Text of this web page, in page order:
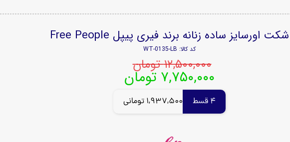
شکت اورسایز ساده زنانه برند فیری پیپل Free People
کد کالا: WT-0135-LB
۱۲,۵۰۰,۰۰۰ تومان
۷,۷۵۰,۰۰۰ تومان
4 قسط 1,937,500 تومانی